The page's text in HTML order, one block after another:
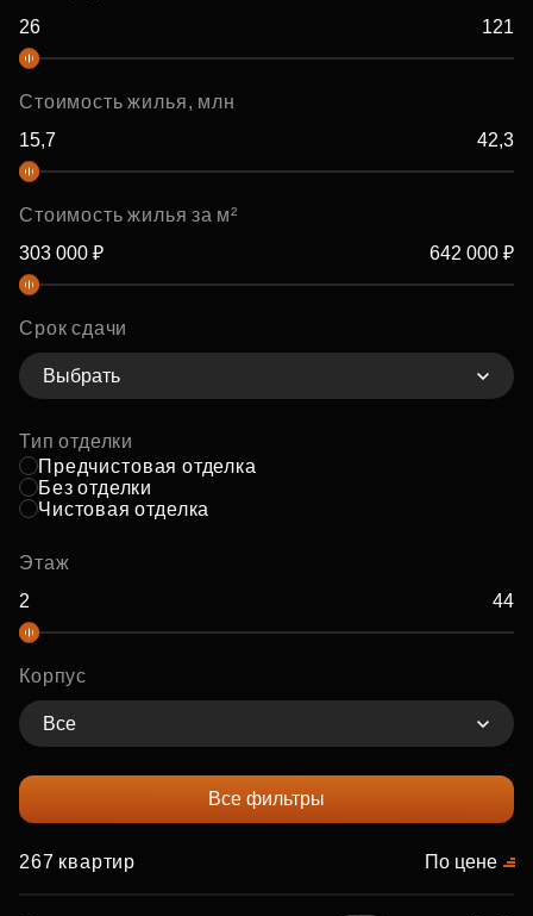
Стоимость жилья, млн
Стоимость жилья за м²
Срок сдачи
Выбрать
Тип отделки
Предчистовая отделка
Без отделки
Чистовая отделка
Этаж
Корпус
Все
Все фильтры
267 квартир По цене